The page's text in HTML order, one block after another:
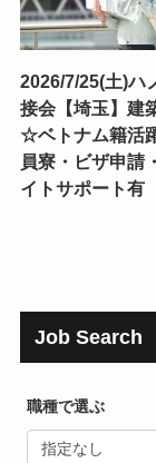
2026/7/25(土)ハ
接会【埼玉】建
☆ベトナム籍活
員寮・ビザ申請
イトサポート有
Job Search
職種で選ぶ